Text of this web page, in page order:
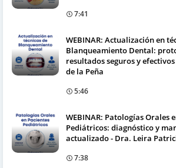
7:41
WEBINAR: Actualización en
Blanqueamiento Dental:
resultados seguros y
de la Peña
5:46
WEBINAR: Patologías Orales
Pediátricos: diagnóstico y
actualizado - Dra. Leira
7:38